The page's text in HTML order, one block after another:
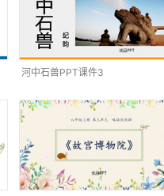
河中石兽PPT课件3